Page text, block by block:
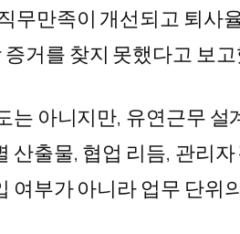
무만족이 개선되고 퇴사
거를 찾지 못했다고 보
는 아니지만, 유연근무
산출물, 협업 리듬, 관리
여부가 아니라 업무 단위